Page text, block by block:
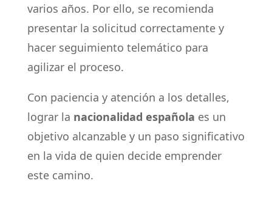
varios años. Por ello, se recomienda
presentar la solicitud correctamente y
hacer seguimiento telemático para
agilizar el proceso.
Con paciencia y atención a los detalles,
lograr la nacionalidad española es un
objetivo alcanzable y un paso significativo
en la vida de quien decide emprender
este camino.